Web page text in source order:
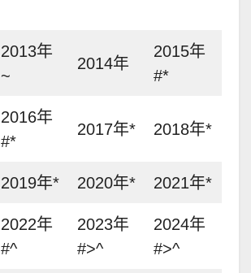
2013年
~
2014年
2015年
#*
2016年
#*
2017年* 2018年*
2019年* 2020年* 2021年*
2022年
#^
2023年
#>^
2024年
#>^